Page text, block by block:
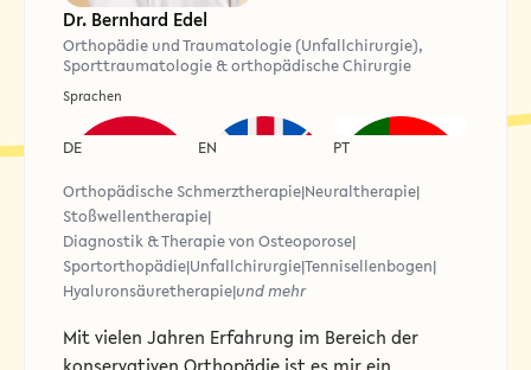
Dr. Bernhard Edel
Orthopädie und Traumatologie (Unfallchirurgie),
Sporttraumatologie & orthopädische Chirurgie
Sprachen
DE EN
PT
Orthopädische Schmerztherapie|Neuraltherapie|
Stoßwellentherapie|
Diagnostik & Therapie von Osteoporose|
Sportorthopädie|Unfallchirurgie|Tennisellenbogen|
Hyaluronsäuretherapie|und mehr
Mit vielen Jahren Erfahrung im Bereich der